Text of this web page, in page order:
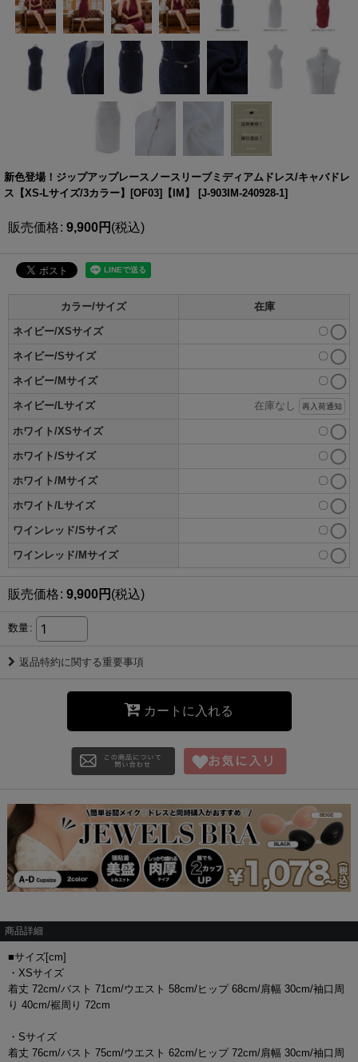
新色登場！ジップアップレースノースリーブミディアムドレス/キャバドレ
ス【XS-Lサイズ/3カラー】[OF03]【IM】
[J-903IM-240928-1]
販売価格: 9,900円 (税込)
カラー/サイズ 在庫
ネイビー/XSサイズ 〇
ネイビー/Sサイズ 〇
ネイビー/Mサイズ 〇
ネイビー/Lサイズ 在庫なし 再入荷通知
ホワイト/XSサイズ 〇
ホワイト/Sサイズ 〇
ホワイト/Mサイズ 〇
ホワイト/Lサイズ 〇
ワインレッド/Sサイズ 〇
ワインレッド/Mサイズ 〇
販売価格: 9,900円 (税込)
数量:
返品特約に関する重要事項
カートに入れる
商品詳細
■サイズ[cm]
・XSサイズ
着丈 72cm/バスト 71cm/ウエスト 58cm/ヒップ 68cm/肩幅 30cm/袖口周
り 40cm/裾周り 72cm
・Sサイズ
着丈 76cm/バスト 75cm/ウエスト 62cm/ヒップ 72cm/肩幅 30cm/袖口周